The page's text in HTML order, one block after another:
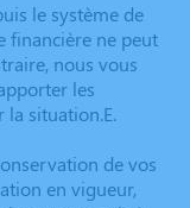
le système de
financière ne peut
nous vous
les
la situation.E.
de vos
en vigueur,